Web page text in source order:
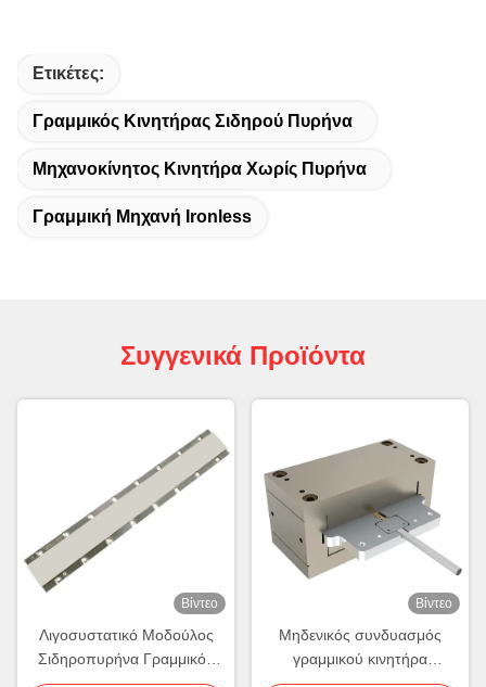
Ετικέτες:
Γραμμικός Κινητήρας Σιδηρού Πυρήνα
Μηχανοκίνητος Κινητήρα Χωρίς Πυρήνα
Γραμμική Μηχανή Ironless
Συγγενικά Προϊόντα
Βίντεο
Λιγοσυστατικό Μοδούλος
Σιδηροπυρήνα Γραμμικός
Κινητήρας 394N-1080N
Βίντεο
Μηδενικός συνδυασμός
γραμμικού κινητήρα
φωνητικής τροχιάς 8N-900N